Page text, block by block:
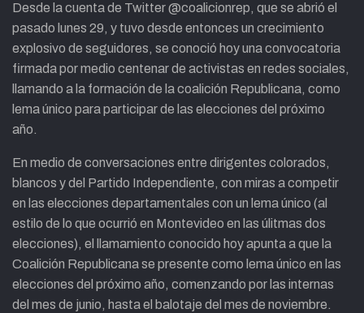
Desde la cuenta de Twitter @coalicionrep, que se abrió el
pasado lunes 29, y tuvo desde entonces un crecimiento
explosivo de seguidores, se conoció hoy una convocatoria
firmada por medio centenar de activistas en redes sociales,
llamando a la formación de la coalición Republicana, como
lema único para participar de las elecciones del próximo
año.
En medio de conversaciones entre dirigentes colorados,
blancos y del Partido Independiente, con miras a competir
en las elecciones departamentales con un lema único (al
estilo de lo que ocurrió en Montevideo en las úlitmas dos
elecciones), el llamamiento conocido hoy apunta a que la
Coalición Republicana se presente como lema único en las
elecciones del próximo año, comenzando por las internas
del mes de junio, hasta el balotaje del mes de noviembre.